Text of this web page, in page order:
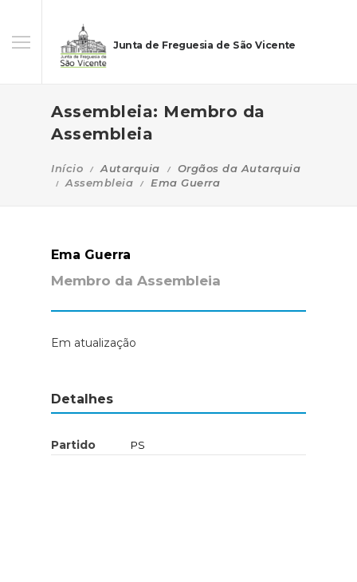
Junta de Freguesia de São Vicente
Assembleia: Membro da
Assembleia
Início Autarquia
Orgãos da Autarquia
Assembleia
Ema Guerra
Ema Guerra
Membro da Assembleia
Em atualização
Detalhes
Partido PS